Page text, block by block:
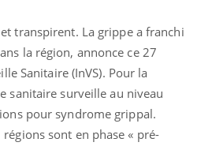
transpirent. La grippe a franchi
la région, annonce ce 27
Sanitaire (InVS). Pour la
sanitaire surveille au niveau
pour syndrome grippal.
sont en phase « pré-